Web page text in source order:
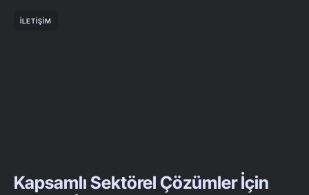
İLETIŞIM
Kapsamlı Sektörel Çözümler İçin